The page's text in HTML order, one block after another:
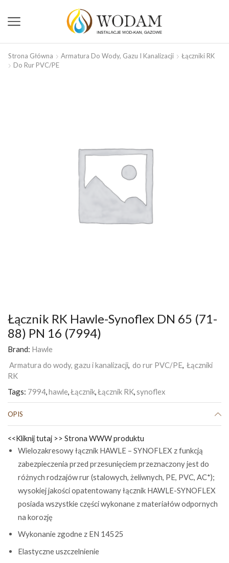
Strona Główna Armatura Do Wody, Gazu I Kanalizacji
Łączniki RK
Do Rur PVC/PE
Łącznik RK Hawle-Synoflex DN 65 (71-
88) PN 16 (7994)
Brand: Hawle
Armatura do wody, gazu i kanalizacji, do rur PVC/PE, Łączniki
RK
Tags: 7994,hawle,Łącznik,Łącznik RK,synoflex
OPIS
<<Kliknij tutaj >> Strona WWW produktu
Wielozakresowy łącznik HAWLE – SYNOFLEX z funkcją
zabezpieczenia przed przesunięciem przeznaczony jest do
różnych rodzajów rur (stalowych, żeliwnych, PE, PVC, AC*);
wysokiej jakości opatentowany łącznik HAWLE-SYNOFLEX
posiada wszystkie części wykonane z materiałów odpornych
na korozję
Wykonanie zgodne z EN 14525
Elastyczne uszczelnienie